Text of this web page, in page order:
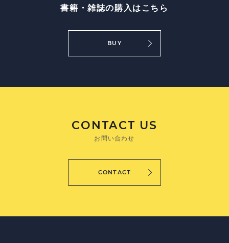
書籍・雑誌の購入はこちら
BUY
CONTACT US
お問い合わせ
CONTACT